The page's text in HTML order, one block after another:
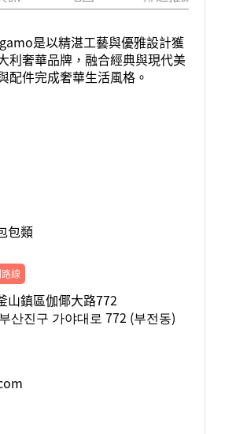
是以精湛工藝與優雅設計獲
利奢華品牌，融合經典與現代美
配件完成奢華生活風格。
包類
線
山鎮區伽倻大路772
산진구 가야대로 772 (부전동)